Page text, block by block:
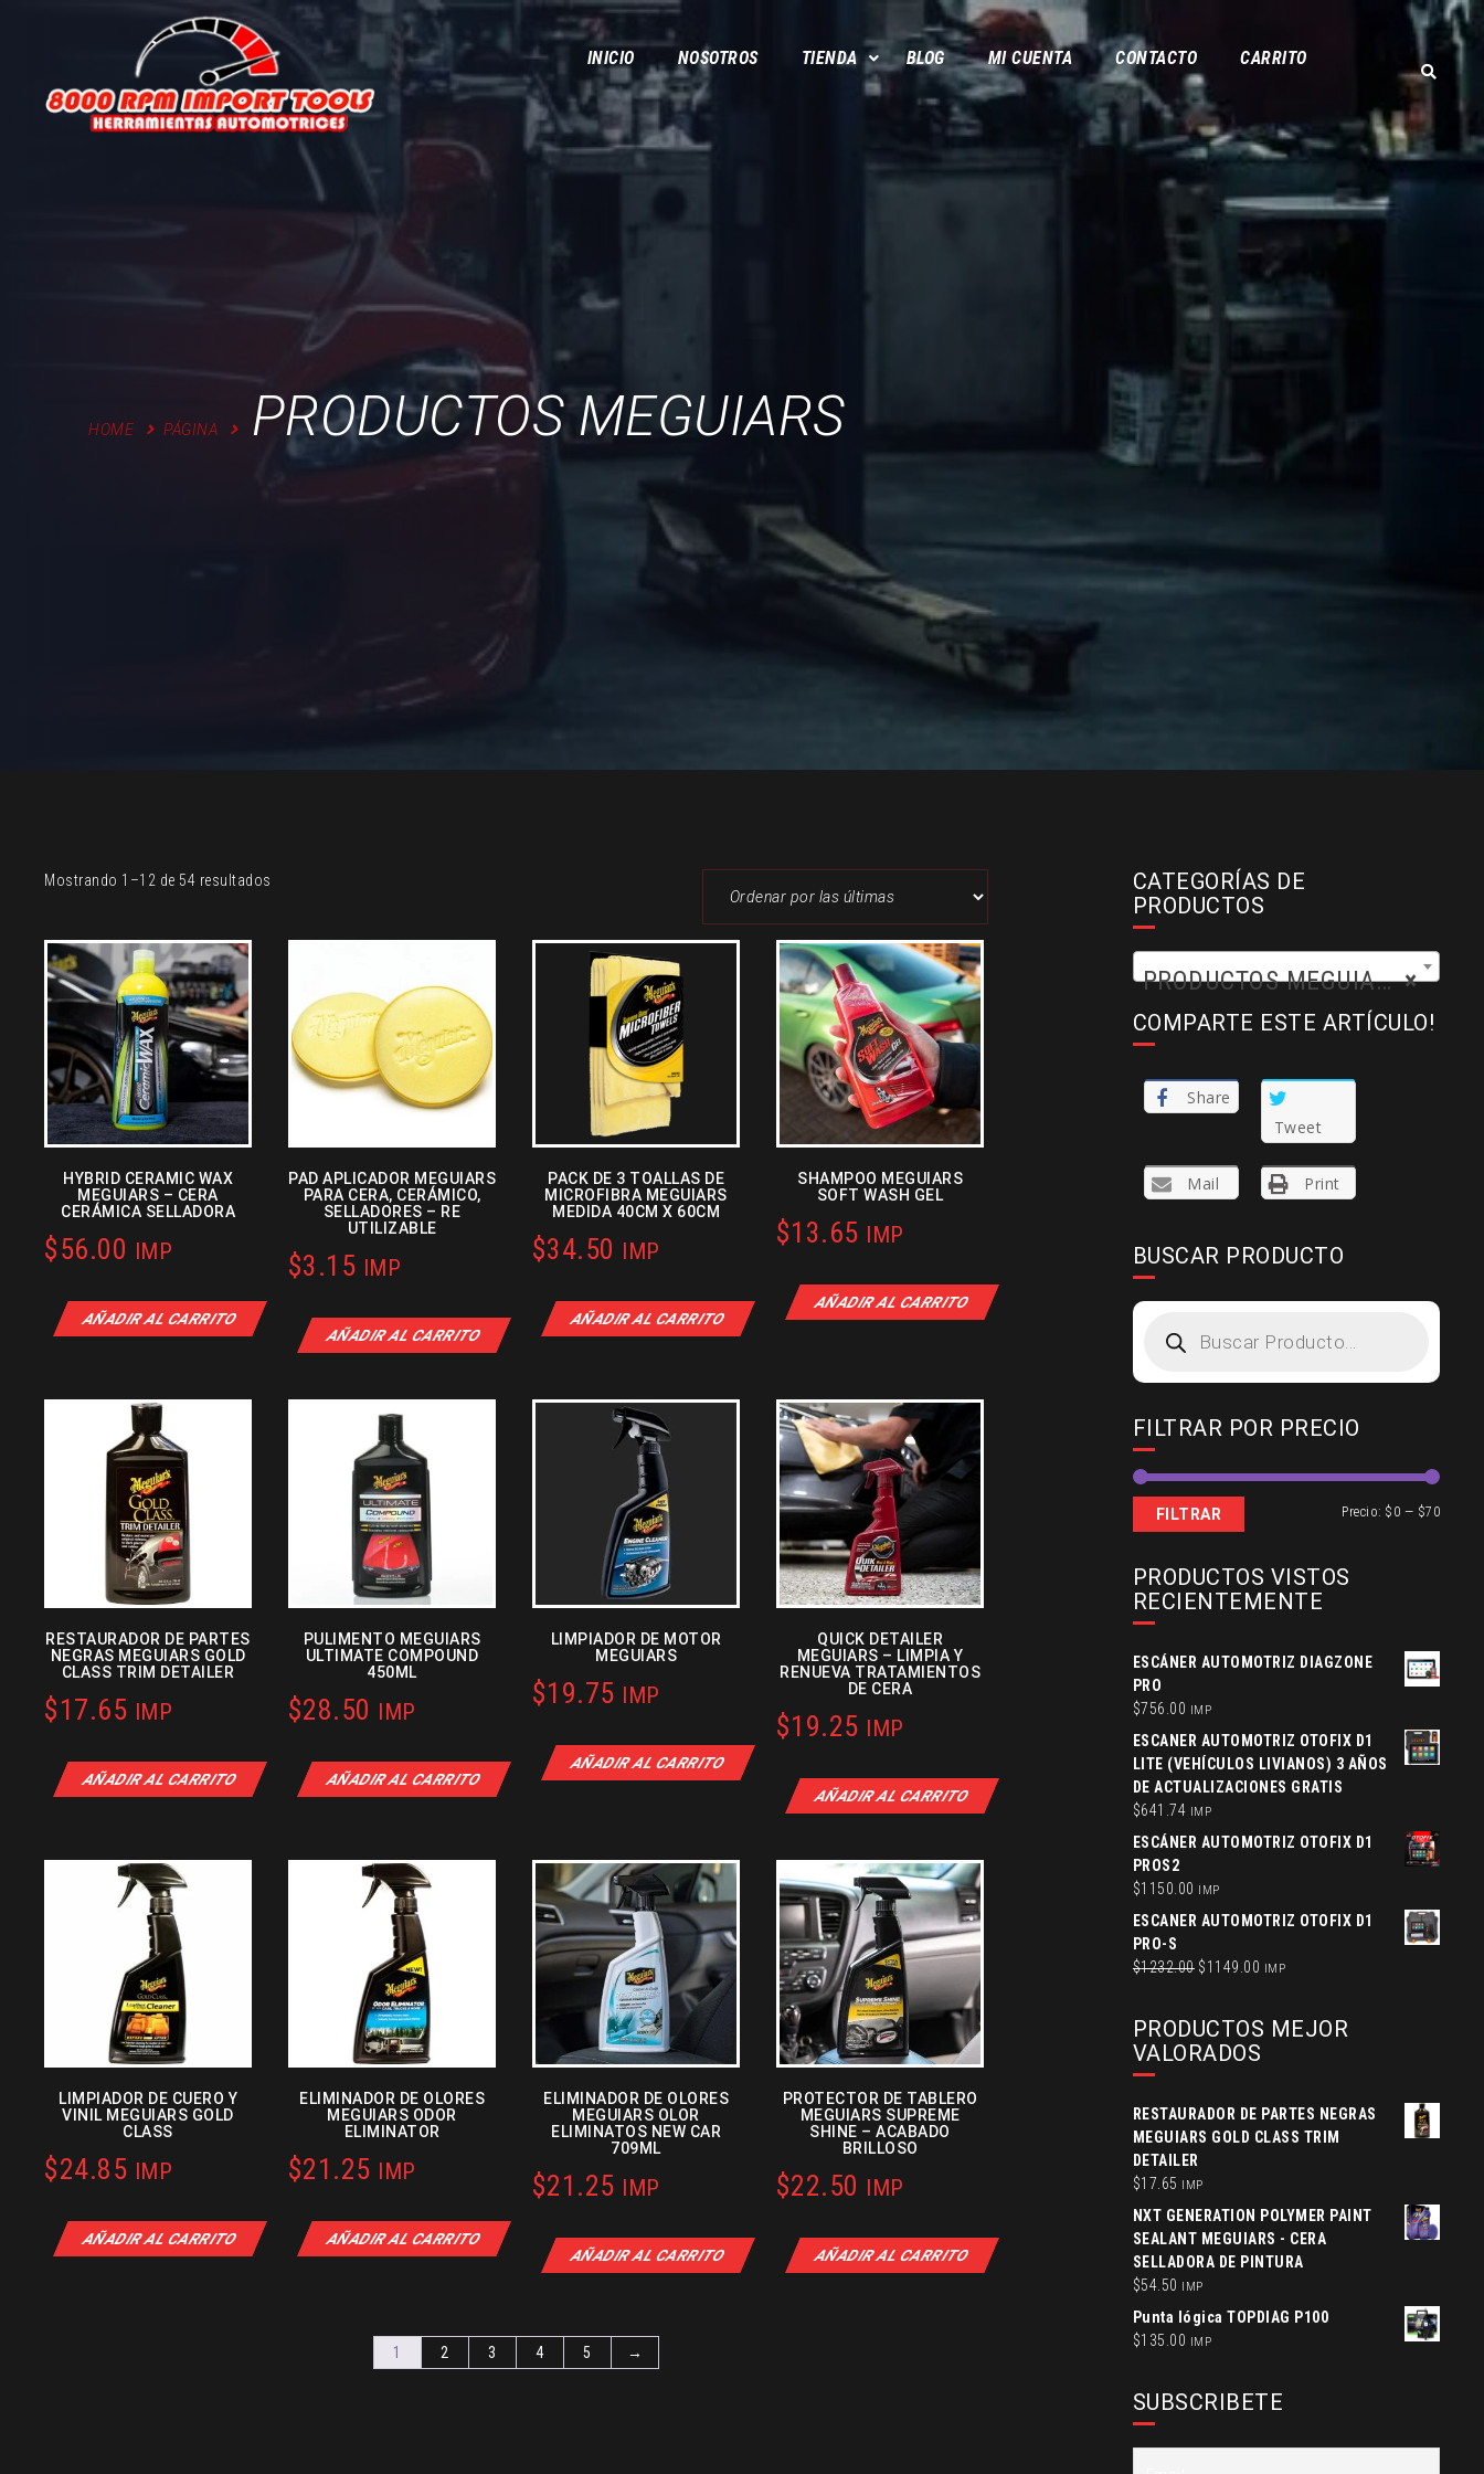
INICIO NOSOTROS TIENDA BLOG MI CUENTA CONTACTO CARRITO
HOME PÁGINA PRODUCTOS MEGUIARS
Mostrando 1–12 de 54 resultados
HYBRID CERAMIC WAX
MEGUIARS – CERA
CERÁMICA SELLADORA
$56.00 IMP
AÑADIR AL CARRITO
PAD APLICADOR MEGUIARS
PARA CERA, CERÁMICO,
SELLADORES – RE
UTILIZABLE
$3.15 IMP
AÑADIR AL CARRITO
PACK DE 3 TOALLAS DE
MICROFIBRA MEGUIARS
MEDIDA 40CM X 60CM
$34.50 IMP
AÑADIR AL CARRITO
SHAMPOO MEGUIARS
SOFT WASH GEL
$13.65 IMP
AÑADIR AL CARRITO
RESTAURADOR DE PARTES
NEGRAS MEGUIARS GOLD
CLASS TRIM DETAILER
$17.65 IMP
AÑADIR AL CARRITO
PULIMENTO MEGUIARS
ULTIMATE COMPOUND
450ML
$28.50 IMP
AÑADIR AL CARRITO
LIMPIADOR DE MOTOR
MEGUIARS
$19.75 IMP
AÑADIR AL CARRITO
QUICK DETAILER
MEGUIARS – LIMPIA Y
RENUEVA TRATAMIENTOS
DE CERA
$19.25 IMP
AÑADIR AL CARRITO
LIMPIADOR DE CUERO Y
VINIL MEGUIARS GOLD
CLASS
$24.85 IMP
AÑADIR AL CARRITO
ELIMINADOR DE OLORES
MEGUIARS ODOR
ELIMINATOR
$21.25 IMP
AÑADIR AL CARRITO
ELIMINADOR DE OLORES
MEGUIARS OLOR
ELIMINATOS NEW CAR
709ML
$21.25 IMP
AÑADIR AL CARRITO
PROTECTOR DE TABLERO
MEGUIARS SUPREME
SHINE – ACABADO
BRILLOSO
$22.50 IMP
AÑADIR AL CARRITO
1 2 3 4 5 →
CATEGORÍAS DE
PRODUCTOS
×
PRODUCTOS MEGUIARS (54)
COMPARTE ESTE ARTÍCULO!
Share
Tweet
Mail Print
BUSCAR PRODUCTO
search
FILTRAR POR PRECIO
Precio
Precio
FILTRAR Precio: $0 — $70
PRODUCTOS VISTOS
RECIENTEMENTE
ESCÁNER AUTOMOTRIZ DIAGZONE
PRO
$756.00 IMP
ESCANER AUTOMOTRIZ OTOFIX D1
LITE (VEHÍCULOS LIVIANOS) 3 AÑOS
DE ACTUALIZACIONES GRATIS
$641.74 IMP
ESCÁNER AUTOMOTRIZ OTOFIX D1
PROS2
$1150.00 IMP
ESCANER AUTOMOTRIZ OTOFIX D1
PRO-S
$1232.00 Original
$1232.00.
$1149.00 Current
$1149.00.
IMP
PRODUCTOS MEJOR
VALORADOS
RESTAURADOR DE PARTES NEGRAS
MEGUIARS GOLD CLASS TRIM
DETAILER
$17.65 IMP
NXT GENERATION POLYMER PAINT
SEALANT MEGUIARS - CERA
SELLADORA DE PINTURA
$54.50 IMP
Punta lógica TOPDIAG P100
$135.00 IMP
SUBSCRIBETE